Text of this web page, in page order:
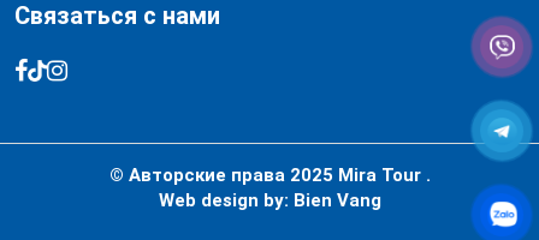
Связаться с нами
© Авторские права 2025 Mira Tour .
Web design by: Bien Vang